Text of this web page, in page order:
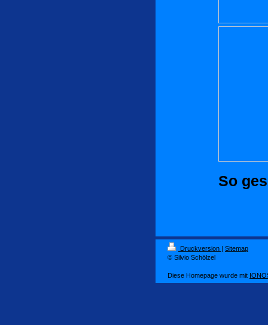
So
Druckversion | Sitemap
© Silvio Schölzel
Diese Homepage wurde mit